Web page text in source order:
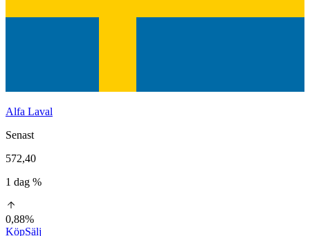
Alfa Laval
Senast
572,40
1 dag %
0,88%
KöpSälj